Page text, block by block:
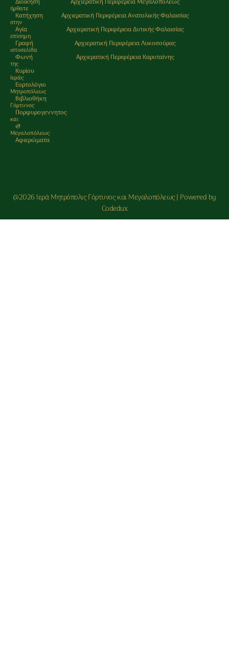
ήρθατε
στην
επίσημη
ιστοσελίδα
της
Ιεράς
Μητρoπόλεως
Γόρτυνος
και
Μεγαλοπόλεως
Κατήχηση
Αγία
Γραφή
Φωνή
Κυρίου
Εορτολόγιο
Βιβλιοθήκη
Πορφυρογεννητος
&
Αφιερώματα
Αρχιερατική Περιφέρεια Ανατολικής Φαλαισίας
Αρχιερατική Περιφέρεια Δυτικής Φαλαισίας
Αρχιερατική Περιφέρεια Λυκοσούρας
Αρχιερατική Περιφέρεια Καρυταίνης
@2026 Ιερά Μητρόπολις Γόρτυνος και Μεγαλοπόλεως | Powered by
Codedux